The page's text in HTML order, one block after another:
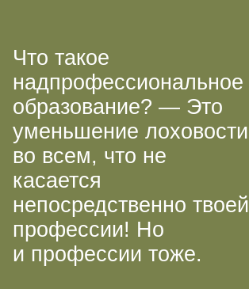
Что такое
надпрофессиональное
образование? — Это
уменьшение лоховости
во всем, что не
касается
непосредственно твоей
профессии! Но
и профессии тоже.